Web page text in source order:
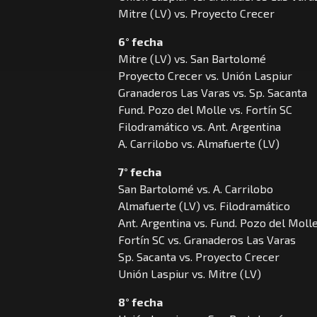
Mitre (LV) vs. Proyecto Crecer
6° fecha
Mitre (LV) vs. San Bartolomé
Proyecto Crecer vs. Unión Laspiur
Granaderos Las Varas vs. Sp. Sacanta
Fund. Pozo del Molle vs. Fortín SC
Filodramático vs. Ant. Argentina
A. Carrilobo vs. Almafuerte (LV)
7° fecha
San Bartolomé vs. A. Carrilobo
Almafuerte (LV) vs. Filodramático
Ant. Argentina vs. Fund. Pozo del
Fortín SC vs. Granaderos Las Varas
Sp. Sacanta vs. Proyecto Crecer
Unión Laspiur vs. Mitre (LV)
8° fecha